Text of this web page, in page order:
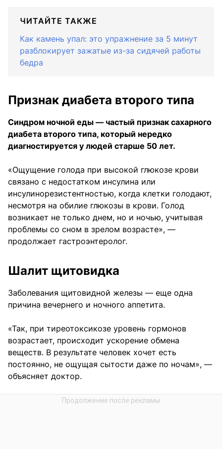
ЧИТАЙТЕ ТАКЖЕ
Как камень упал: это упражнение за 5 минут
разблокирует зажатые из-за сидячей работы
бедра
Признак диабета второго типа
Синдром ночной еды — частый признак сахарного
диабета второго типа, который нередко
диагностируется у людей старше 50 лет.
«Ощущение голода при высокой глюкозе крови
связано с недостатком инсулина или
инсулинорезистентностью, когда клетки голодают,
несмотря на обилие глюкозы в крови. Голод
возникает не только днем, но и ночью, учитывая
проблемы со сном в зрелом возрасте», —
продолжает гастроэнтеролог.
Шалит щитовидка
Заболевания щитовидной железы — еще одна
причина вечернего и ночного аппетита.
«Так, при тиреотоксикозе уровень гормонов
возрастает, происходит ускорение обмена
веществ. В результате человек хочет есть
постоянно, не ощущая сытости даже по ночам», —
объясняет доктор.